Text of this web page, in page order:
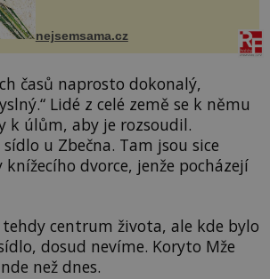
vlasy. ...
nejsemsama.cz
časů naprosto dokonalý,
Lidé z celé země se k němu
k úlům, aby je rozsoudil.
u Zbečna. Tam jsou sice
dvorce, jenže pocházejí
centrum života, ale kde bylo
dosud nevíme. Koryto Mže
než dnes.